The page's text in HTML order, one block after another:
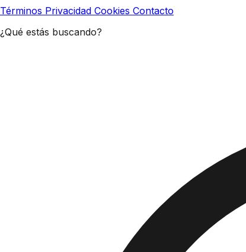
Términos Privacidad Cookies Contacto
¿Qué estás buscando?